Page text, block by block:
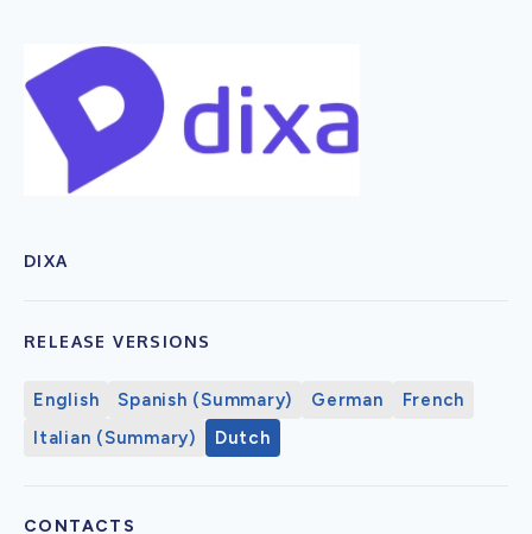
DIXA
RELEASE VERSIONS
English Spanish (Summary) German
French
Italian (Summary)
Dutch
CONTACTS